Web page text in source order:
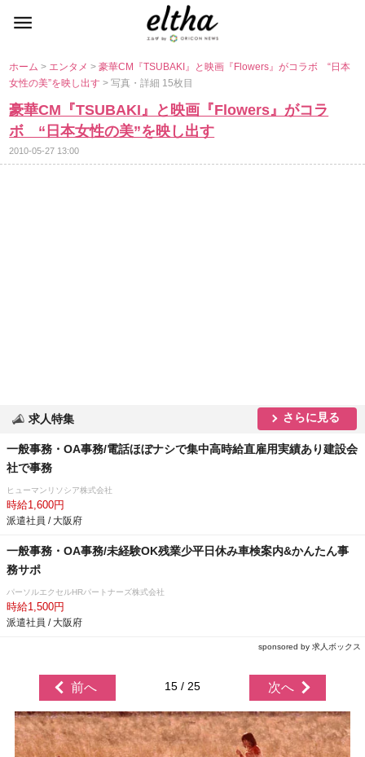
ホーム> エンタメ>豪華CM『TSUBAKI』と映画『Flowers』がコラボ “日本
女性の美”を映し出す> 写真・詳細 15枚目
豪華CM『TSUBAKI』と映画『Flowers』がコラ
ボ “日本女性の美”を映し出す
2010-05-27 13:00
求人特集 さらに見る
一般事務・OA事務/電話ほぼナシで集中高時給直雇用実績あり建設会
社で事務
ヒューマンリソシア株式会社
時給1,600円
派遣社員 / 大阪府
一般事務・OA事務/未経験OK残業少平日休み車検案内&かんたん事
務サポ
パーソルエクセルHRパートナーズ株式会社
時給1,500円
派遣社員 / 大阪府
sponsored by 求人ボックス
前へ 15 / 25 次へ